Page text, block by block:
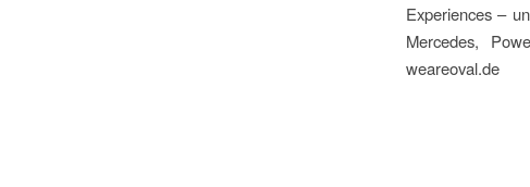
Experiences –
Mercedes,
weareoval.de